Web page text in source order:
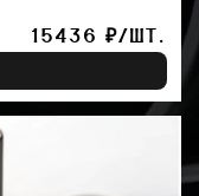
15436 ₽/ШТ.